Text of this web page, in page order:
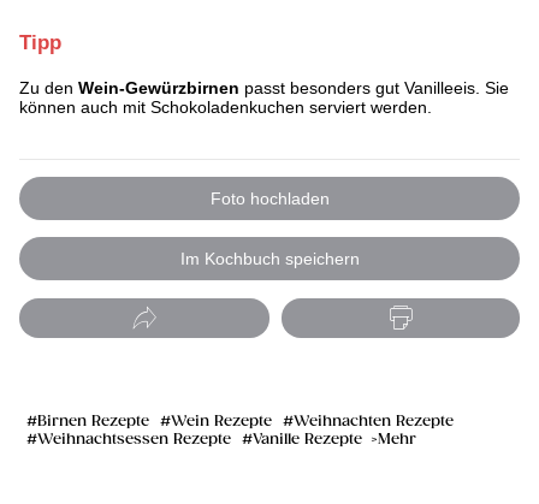
Tipp
Zu den Wein-Gewürzbirnen passt besonders gut Vanilleeis. Sie
können auch mit Schokoladenkuchen serviert werden.
Foto hochladen
Im Kochbuch speichern
Birnen Rezepte Wein Rezepte
Weihnachten Rezepte
Weihnachtsessen Rezepte
Vanille Rezepte Mehr